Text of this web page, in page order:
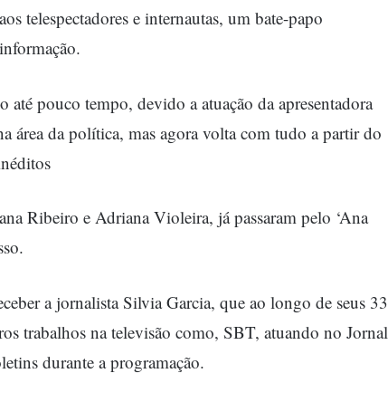
telespectadores e internautas, um bate-papo
até pouco tempo, devido a atuação da apresentadora
área da política, mas agora volta com tudo a partir do
Ribeiro e Adriana Violeira, já passaram pelo ‘Ana
a jornalista Silvia Garcia, que ao longo de seus 33
trabalhos na televisão como, SBT, atuando no Jornal
durante a programação.